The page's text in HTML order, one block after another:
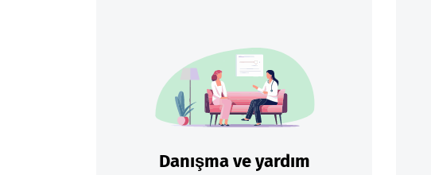
Danışma ve yardım